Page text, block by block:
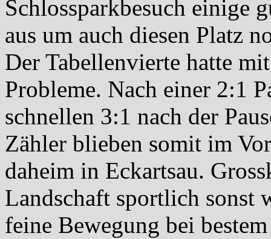
Schlossparkbesuch einige
aus um auch diesen Platz
Der Tabellenvierte hatte
Probleme. Nach einer 2:1
schnellen 3:1 nach der
Zähler blieben somit im
daheim in Eckartsau.
Landschaft sportlich sonst
feine Bewegung bei